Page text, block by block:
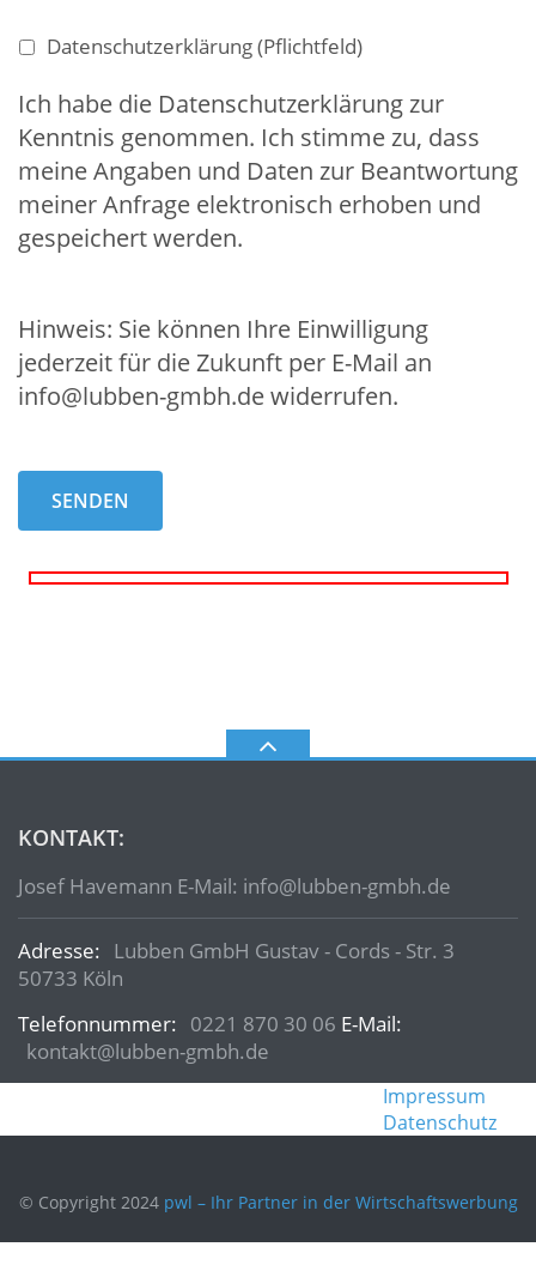
Datenschutzerklärung (Pflichtfeld)
Ich habe die Datenschutzerklärung zur
Kenntnis genommen. Ich stimme zu, dass
meine Angaben und Daten zur Beantwortung
meiner Anfrage elektronisch erhoben und
gespeichert werden.
Hinweis: Sie können Ihre Einwilligung
jederzeit für die Zukunft per E-Mail an
info@lubben-gmbh.de widerrufen.
KONTAKT:
Josef Havemann E-Mail: info@lubben-gmbh.de
Adresse: Lubben GmbH Gustav - Cords - Str. 3
50733 Köln
Telefonnummer: 0221 870 30 06 E-Mail:
kontakt@lubben-gmbh.de
Impressum
Datenschutz
© Copyright 2024 pwl – Ihr Partner in der Wirtschaftswerbung